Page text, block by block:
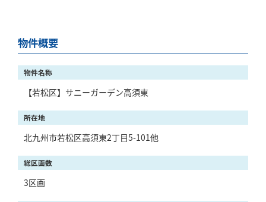
物件概要
物件名称
【若松区】サニーガーデン高須東
所在地
北九州市若松区高須東2丁目5-101他
総区画数
3区画